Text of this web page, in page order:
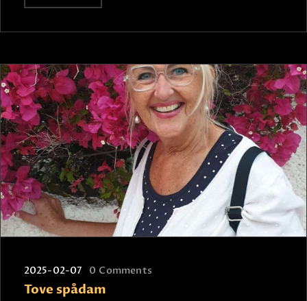
2025-02-07 0 Comments
Tove spådam